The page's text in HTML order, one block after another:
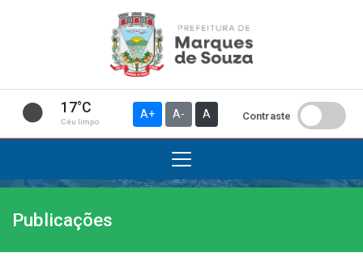
17°C
Céu limpo
A+ A- A Contraste
Institucional
A Prefeitura
Publicações